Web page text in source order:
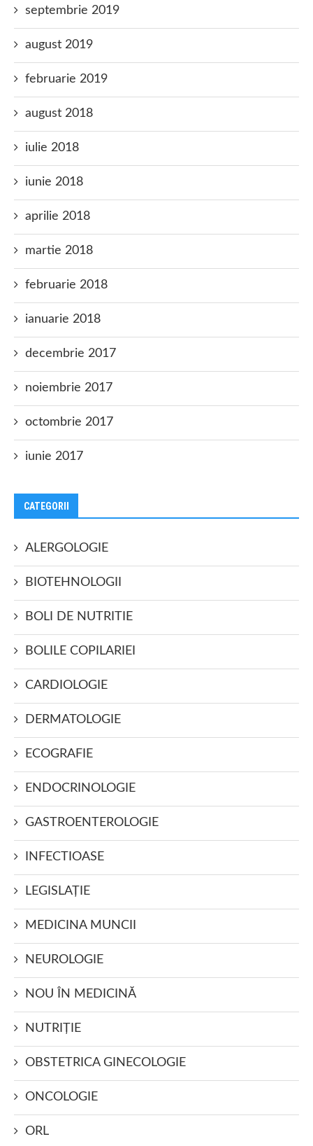
septembrie 2019
august 2019
februarie 2019
august 2018
iulie 2018
iunie 2018
aprilie 2018
martie 2018
februarie 2018
ianuarie 2018
decembrie 2017
noiembrie 2017
octombrie 2017
iunie 2017
CATEGORII
ALERGOLOGIE
BIOTEHNOLOGII
BOLI DE NUTRITIE
BOLILE COPILARIEI
CARDIOLOGIE
DERMATOLOGIE
ECOGRAFIE
ENDOCRINOLOGIE
GASTROENTEROLOGIE
INFECTIOASE
LEGISLAŢIE
MEDICINA MUNCII
NEUROLOGIE
NOU ÎN MEDICINĂ
NUTRIŢIE
OBSTETRICA GINECOLOGIE
ONCOLOGIE
ORL